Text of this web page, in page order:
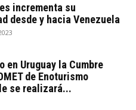
incrementa su
desde y hacia Venezuela
en Uruguay la Cumbre
de Enoturismo
se realizará...